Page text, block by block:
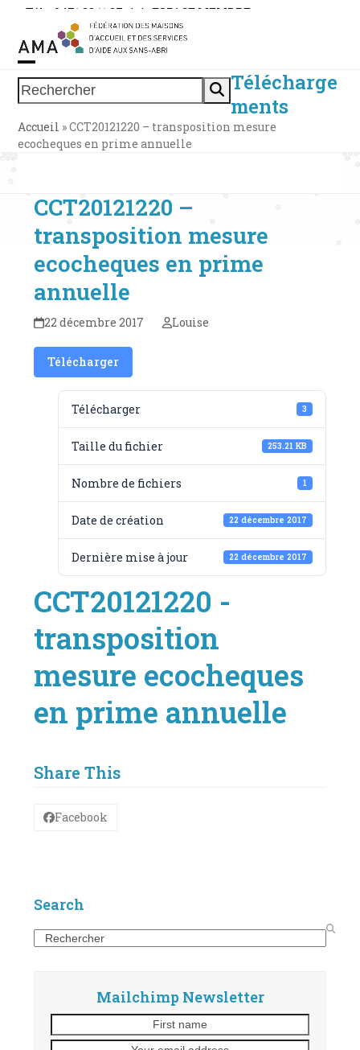
Skip
content
Tél. : 0471 38 11 37 | | ESPACE MEMBRE
Rechercher
Open
mobile
menu
Close
mobile
menu
Télécharge
ments
Accueil »CCT20121220 – transposition mesure
ecocheques en prime annuelle
CCT20121220 –
transposition mesure
ecocheques en prime
annuelle
22 décembre 2017 Louise
Télécharger
Télécharger 3
Taille du fichier 253.21 KB
Nombre de fichiers 1
Date de création 22 décembre 2017
Dernière mise à jour 22 décembre 2017
CCT20121220 -
transposition
mesure ecocheques
en prime annuelle
Share This
Facebook
Search
Search
Mailchimp Newsletter
name
email